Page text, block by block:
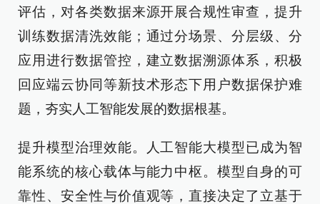
评估，对各类数据来源开展合规性审查，提升
训练数据清洗效能；通过分场景、分层级、分
应用进行数据管控，建立数据溯源体系，积极
回应端云协同等新技术形态下用户数据保护难
题，夯实人工智能发展的数据根基。
提升模型治理效能。人工智能大模型已成为智
能系统的核心载体与能力中枢。模型自身的可
靠性、安全性与价值观等，直接决定了立基于